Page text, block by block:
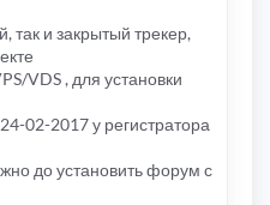
так и закрытый трекер,
VDS , для установки
02-2017 у регистратора
до установить форум с